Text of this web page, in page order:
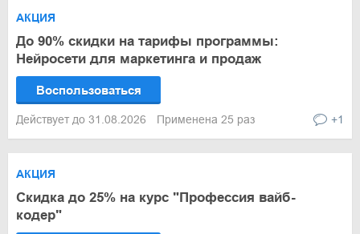
АКЦИЯ
До 90% скидки на тарифы программы:
Нейросети для маркетинга и продаж
Воспользоваться
Действует до 31.08.2026 Применена 25 раз +1
АКЦИЯ
Скидка до 25% на курс "Профессия вайб-
кодер"